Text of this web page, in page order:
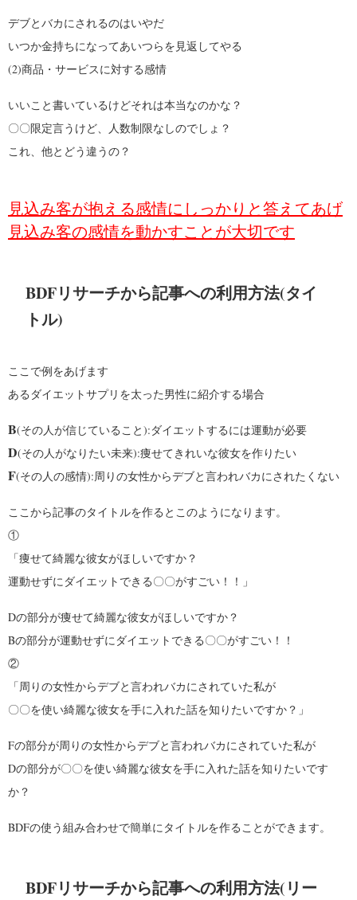
デブとバカにされるのはいやだ
いつか金持ちになってあいつらを見返してやる
(2)商品・サービスに対する感情
いいこと書いているけどそれは本当なのかな？
〇〇限定言うけど、人数制限なしのでしょ？
これ、他とどう違うの？
見込み客が抱える感情にしっかりと答えてあげ
見込み客の感情を動かすことが大切です
BDFリサーチから記事への利用方法(タイ
トル)
ここで例をあげます
あるダイエットサプリを太った男性に紹介する場合
B(その人が信じていること):ダイエットするには運動が必要
D(その人がなりたい未来):痩せてきれいな彼女を作りたい
F(その人の感情):周りの女性からデブと言われバカにされたくない
ここから記事のタイトルを作るとこのようになります。
①
「痩せて綺麗な彼女がほしいですか？
運動せずにダイエットできる〇〇がすごい！！」
Dの部分が痩せて綺麗な彼女がほしいですか？
Bの部分が運動せずにダイエットできる〇〇がすごい！！
②
「周りの女性からデブと言われバカにされていた私が
〇〇を使い綺麗な彼女を手に入れた話を知りたいですか？」
Fの部分が周りの女性からデブと言われバカにされていた私が
Dの部分が〇〇を使い綺麗な彼女を手に入れた話を知りたいです
か？
BDFの使う組み合わせで簡単にタイトルを作ることができます。
BDFリサーチから記事への利用方法(リー